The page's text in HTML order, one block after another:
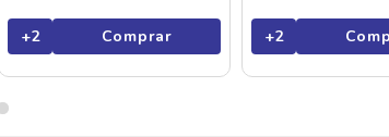
+2 Comprar +2